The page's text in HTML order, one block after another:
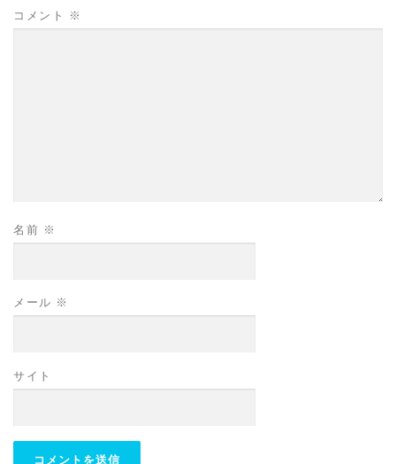
コメント ※
名前 ※
メール ※
サイト